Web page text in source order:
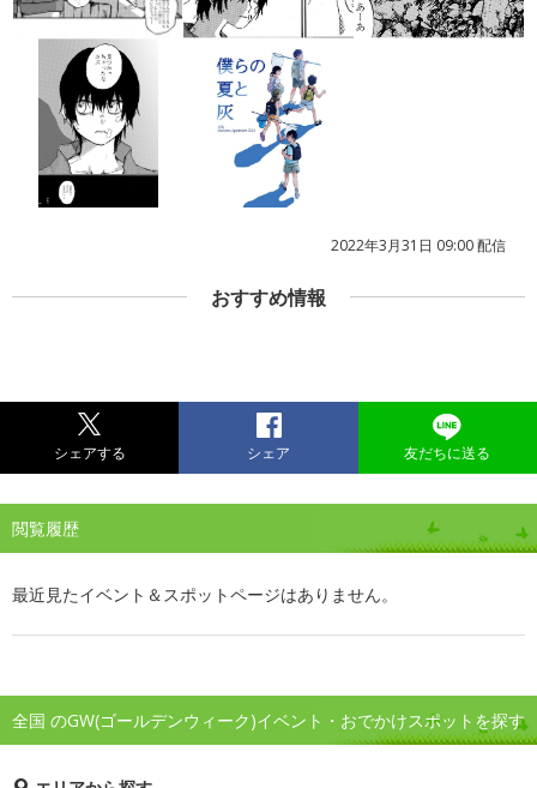
2022年3月31日 09:00 配信
おすすめ情報
シェアする シェア 友だちに送る
閲覧履歴
最近見たイベント＆スポットページはありません。
全国 のGW(ゴールデンウィーク)イベント・おでかけスポットを探す